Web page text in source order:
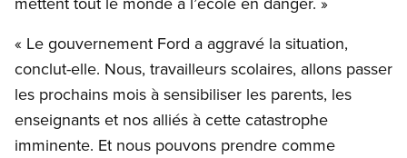
« Le gouvernement Ford a aggravé la situation,
conclut-elle. Nous, travailleurs scolaires, allons passer
les prochains mois à sensibiliser les parents, les
enseignants et nos alliés à cette catastrophe
imminente. Et nous pouvons prendre comme